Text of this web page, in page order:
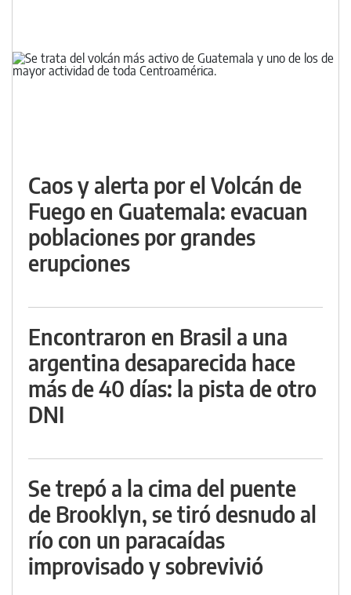
Caos y alerta por el Volcán de
Fuego en Guatemala: evacuan
poblaciones por grandes
erupciones
Encontraron en Brasil a una
argentina desaparecida hace
más de 40 días: la pista de otro
DNI
Se trepó a la cima del puente
de Brooklyn, se tiró desnudo al
río con un paracaídas
improvisado y sobrevivió